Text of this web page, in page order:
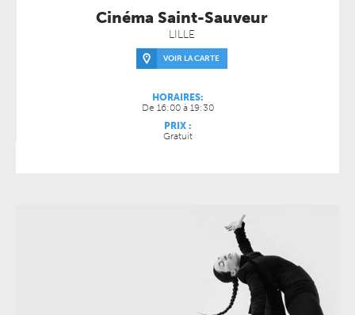
Cinéma Saint-Sauveur
LILLE
VOIR LA CARTE
HORAIRES:
De 16:00 à 19:30
PRIX :
Gratuit